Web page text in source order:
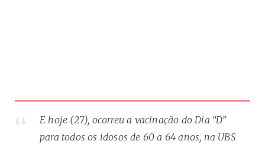
E hoje (27), ocorreu a vacinação do Dia “D”
para todos os idosos de 60 a 64 anos, na UBS